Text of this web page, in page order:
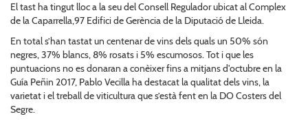
El tast ha tingut lloc a la seu del Consell Regulador ubicat al Complex
de la Caparrella,97 Edifici de Gerència de la Diputació de Lleida.
En total s’han tastat un centenar de vins dels quals un 50% són
negres, 37% blancs, 8% rosats i 5% escumosos. Tot i que les
puntuacions no es donaran a conèixer fins a mitjans d'octubre en la
Guía Peñin 2017, Pablo Vecilla ha destacat la qualitat dels vins, la
varietat i el treball de viticultura que s’està fent en la DO Costers del
Segre.